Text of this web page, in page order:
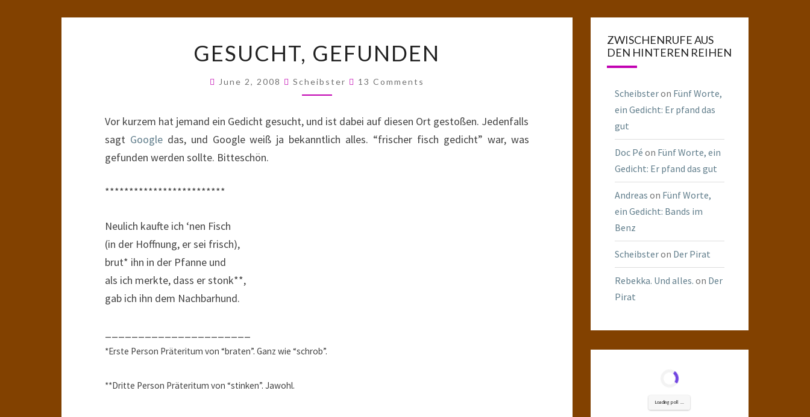
GEFUNDEN
GESUCHT, GEFUNDEN
June 2, 2008 Scheibster Comments
13 Comments
Vor kurzem hat jemand ein Gedicht gesucht, und ist dabei auf diesen Ort gestoßen. Jedenfalls
sagt Googledas, und Google weiß ja bekanntlich alles. “frischer fisch gedicht” war, was
gefunden werden sollte. Bitteschön.
*************************
Neulich kaufte ich ‘nen Fisch
(in der Hoffnung, er sei frisch),
brut* ihn in der Pfanne und
als ich merkte, dass er stonk**,
gab ich ihn dem Nachbarhund.
*Erste Person Präteritum von “braten”. Ganz wie “schrob”.
**Dritte Person Präteritum von “stinken”. Jawohl.
ZWISCHENRUFE AUS
DEN HINTEREN REIHEN
Scheibsteron Fünf Worte,
ein Gedicht: Er pfand das
gut
Doc Pé on Fünf Worte, ein
Gedicht: Er pfand das gut
Andreas on Fünf Worte,
ein Gedicht: Bands im
Benz
Scheibsteron Der Pirat
Rebekka. Und alles. on Der
Pirat
Loading poll ...